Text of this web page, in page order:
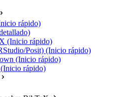
rápido)
(Inicio rápido)
Posit) (Inicio rápido)
(Inicio rápido)
rápido)